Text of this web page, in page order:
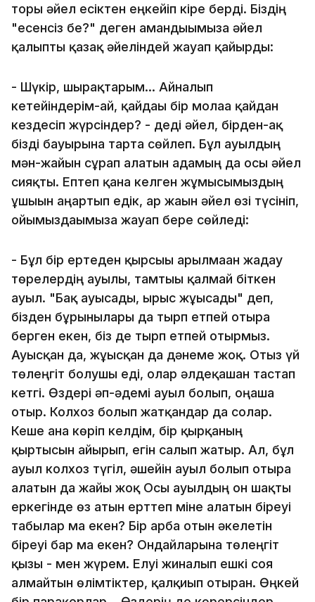
торы әйел есіктен еңкейіп кіре берді. Біздің
"есенсіз бе?" деген амандығымызға әйел
қалыпты қазақ әйеліндей жауап қайырды:
- Шүкір, шырақтарым... Айналып
кетейіндерім-ай, қайдағы бір молаға қайдан
кездесіп жүрсіндер? - деді әйел, бірден-ақ
бізді бауырына тарта сөйлеп. Бұл ауылдың
мән-жайын сұрап алатын адамың да осы әйел
сияқты. Ептеп қана келген жұмысымыздың
ұшығын аңғартып едік, ар жағын әйел өзі түсініп,
ойымыздағымызға жауап бере сөйледі:
- Бұл бір ертеден қырсығы арылмаған жадау
төрелердің ауылы, тамтығы қалмай біткен
ауыл. "Бақ ауысады, ырыс жұғысады" деп,
бізден бұрынғылары да тырп етпей отыра
берген екен, біз де тырп етпей отырмыз.
Ауысқан да, жұғысқан да дәнеме жоқ. Отыз үй
төлеңгіт болушы еді, олар әлдеқашан тастап
кетгі. Өздері әп-әдемі ауыл болып, оңаша
отыр. Колхоз болып жатқандар да солар.
Кеше ғана көріп келдім, бір қырқаның
қыртысын айырып, егін салып жатыр. Ал, бұл
ауыл колхоз түгіл, әшейін ауыл болып отыра
алатын да жайы жоқ Осы ауылдың он шақты
еркегінде өз атын ерттеп міне алатын біреуі
табылар ма екен? Бір арба отын әкелетін
біреуі бар ма екен? Ондайларына төлеңгіт
қызы - мен жүрем. Елуі жиналып ешкі соя
алмайтын өлімтіктер, қалқиып отырған. Өңкей